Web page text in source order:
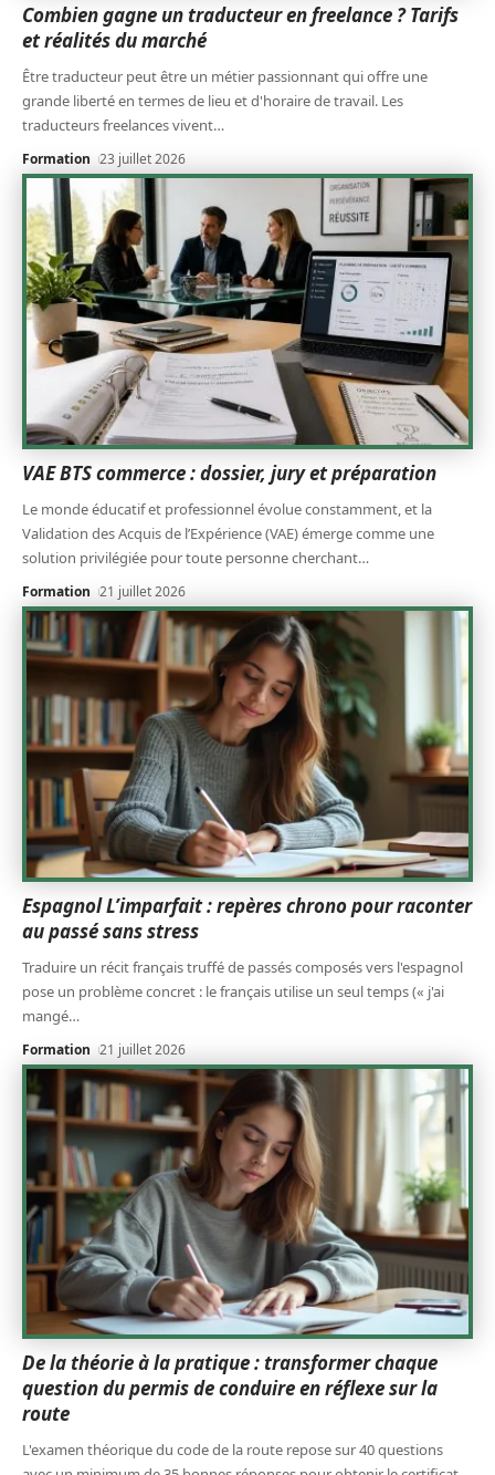
Combien gagne un traducteur en freelance ? Tarifs
et réalités du marché
Être traducteur peut être un métier passionnant qui offre une
grande liberté en termes de lieu et d'horaire de travail. Les
traducteurs freelances vivent…
Formation 23 juillet 2026
VAE BTS commerce : dossier, jury et préparation
Le monde éducatif et professionnel évolue constamment, et la
Validation des Acquis de l’Expérience (VAE) émerge comme une
solution privilégiée pour toute personne cherchant…
Formation 21 juillet 2026
Espagnol L’imparfait : repères chrono pour raconter
au passé sans stress
Traduire un récit français truffé de passés composés vers l'espagnol
pose un problème concret : le français utilise un seul temps (« j'ai
mangé…
Formation 21 juillet 2026
De la théorie à la pratique : transformer chaque
question du permis de conduire en réflexe sur la
route
L'examen théorique du code de la route repose sur 40 questions